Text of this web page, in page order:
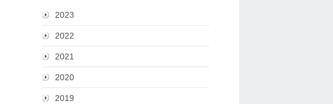
2023
2022
2021
2020
2019